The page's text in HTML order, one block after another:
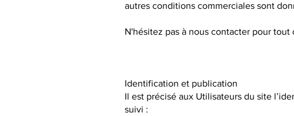
autres conditions commerciales sont
N'hésitez pas à nous contacter pour
Identification et publication
Il est précisé aux Utilisateurs du site
suivi :